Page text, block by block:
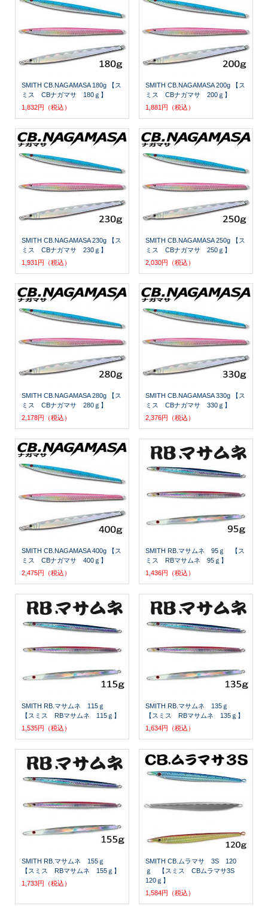
SMITH CB.NAGAMASA 180g 【ス
ミス CBナガマサ 180ｇ】
1,832円（税込）
SMITH CB.NAGAMASA 200g 【ス
ミス CBナガマサ 200ｇ】
1,881円（税込）
SMITH CB.NAGAMASA 230g 【ス
ミス CBナガマサ 230ｇ】
1,931円（税込）
SMITH CB.NAGAMASA 250g 【ス
ミス CBナガマサ 250ｇ】
2,030円（税込）
SMITH CB.NAGAMASA 280g 【ス
ミス CBナガマサ 280ｇ】
2,178円（税込）
SMITH CB.NAGAMASA 330g 【ス
ミス CBナガマサ 330ｇ】
2,376円（税込）
SMITH CB.NAGAMASA 400g 【ス
ミス CBナガマサ 400ｇ】
2,475円（税込）
SMITH RB.マサムネ 95ｇ 【ス
ミス RBマサムネ 95ｇ】
1,436円（税込）
SMITH RB.マサムネ 115ｇ
【スミス RBマサムネ 115ｇ】
1,535円（税込）
SMITH RB.マサムネ 135ｇ
【スミス RBマサムネ 135ｇ】
1,634円（税込）
SMITH RB.マサムネ 155ｇ
【スミス RBマサムネ 155ｇ】
1,733円（税込）
SMITH CB.ムラマサ 3S 120
ｇ 【スミス CBムラマサ3S
120ｇ】
1,584円（税込）